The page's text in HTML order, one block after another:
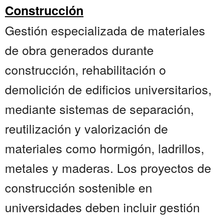
Construcción
Gestión especializada de materiales
de obra generados durante
construcción, rehabilitación o
demolición de edificios universitarios,
mediante sistemas de separación,
reutilización y valorización de
materiales como hormigón, ladrillos,
metales y maderas. Los proyectos de
construcción sostenible en
universidades deben incluir gestión